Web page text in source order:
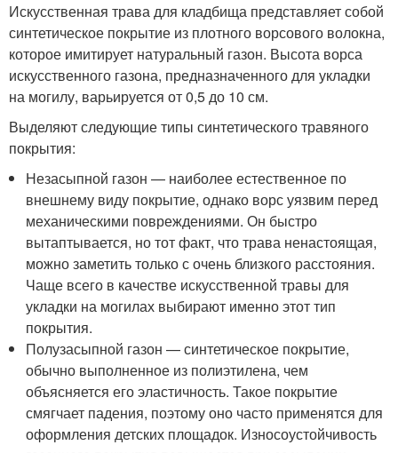
Искусственная трава для кладбища представляет собой
синтетическое покрытие из плотного ворсового волокна,
которое имитирует натуральный газон. Высота ворса
искусственного газона, предназначенного для укладки
на могилу, варьируется от 0,5 до 10 см.
Выделяют следующие типы синтетического травяного
покрытия:
Незасыпной газон — наиболее естественное по
внешнему виду покрытие, однако ворс уязвим перед
механическими повреждениями. Он быстро
вытаптывается, но тот факт, что трава ненастоящая,
можно заметить только с очень близкого расстояния.
Чаще всего в качестве искусственной травы для
укладки на могилах выбирают именно этот тип
покрытия.
Полузасыпной газон — синтетическое покрытие,
обычно выполненное из полиэтилена, чем
объясняется его эластичность. Такое покрытие
смягчает падения, поэтому оно часто применятся для
оформления детских площадок. Износоустойчивость